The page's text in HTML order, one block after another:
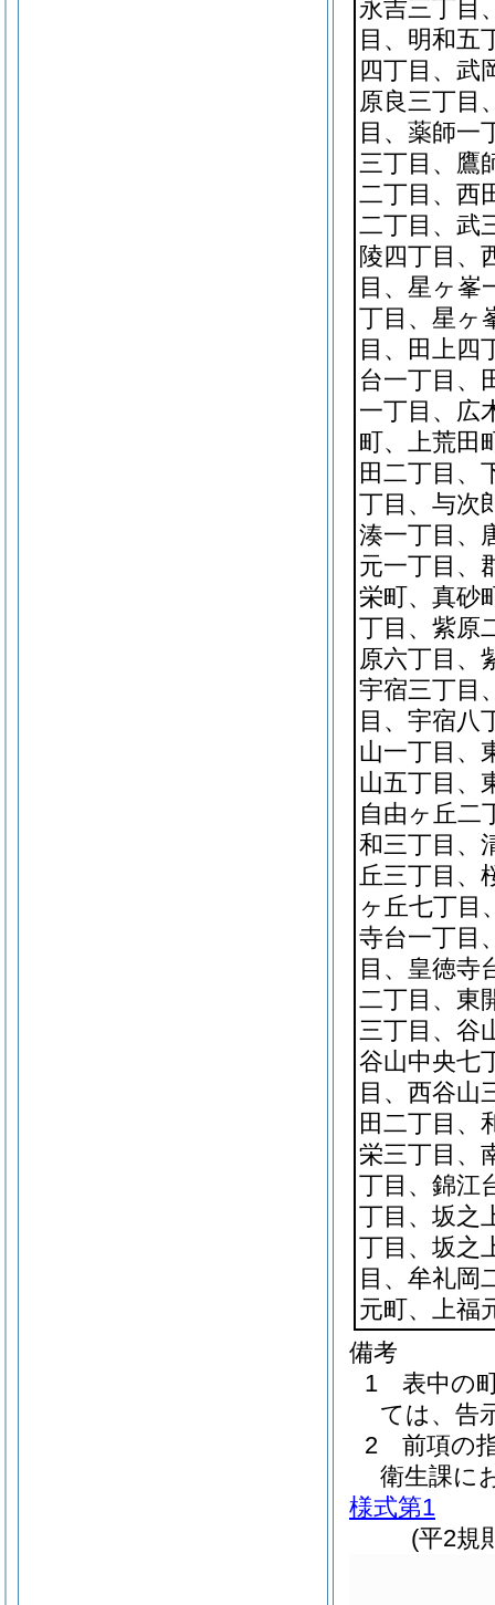
永吉三丁目
目、明和五
四丁目、武
原良三丁目
目、薬師一
三丁目、鷹
二丁目、西
二丁目、武
陵四丁目、
目、星ヶ峯
丁目、星ヶ
目、田上四
台一丁目、
一丁目、広
町、上荒田
田二丁目、
丁目、与次
湊一丁目、
元一丁目、
栄町、真砂
丁目、紫原
原六丁目、
宇宿三丁目
目、宇宿八
山一丁目、
山五丁目、
自由ヶ丘二
和三丁目、
丘三丁目、
ヶ丘七丁目
寺台一丁目
目、皇徳寺
二丁目、東
三丁目、谷
谷山中央七
目、西谷山
田二丁目、
栄三丁目、
丁目、錦江
丁目、坂之
丁目、坂之
目、牟礼岡
元町、上福
備考
1 表中の
ては、告
2 前項の指
衛生課に
様式第1
(平2規